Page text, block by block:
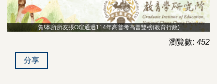
賀!本所所友張O瑄通過114年高普考高普雙榜(教育行政)
瀏覽數: 452
分享